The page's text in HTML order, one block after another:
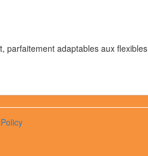
parfaitement adaptables aux flexibles